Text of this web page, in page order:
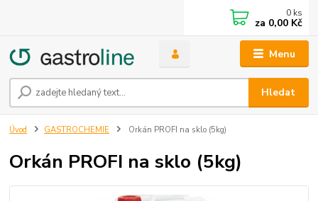
Menu
Hledat
0 ks
za 0,00 Kč
Úvod GASTROCHEMIE Orkán PROFI na sklo (5kg)
Orkán PROFI na sklo (5kg)